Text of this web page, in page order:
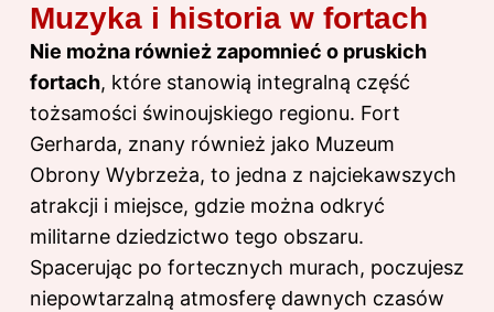
Muzyka i historia w fortach
Nie można również zapomnieć o pruskich
fortach, które stanowią integralną część
tożsamości świnoujskiego regionu. Fort
Gerharda, znany również jako Muzeum
Obrony Wybrzeża, to jedna z najciekawszych
atrakcji i miejsce, gdzie można odkryć
militarne dziedzictwo tego obszaru.
Spacerując po fortecznych murach, poczujesz
niepowtarzalną atmosferę dawnych czasów